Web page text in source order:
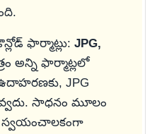
ఫార్మాట్లు: JPG,
అన్ని ఫార్మాట్లలో
JPG
సాధనం మూలం
స్వయంచాలకంగా